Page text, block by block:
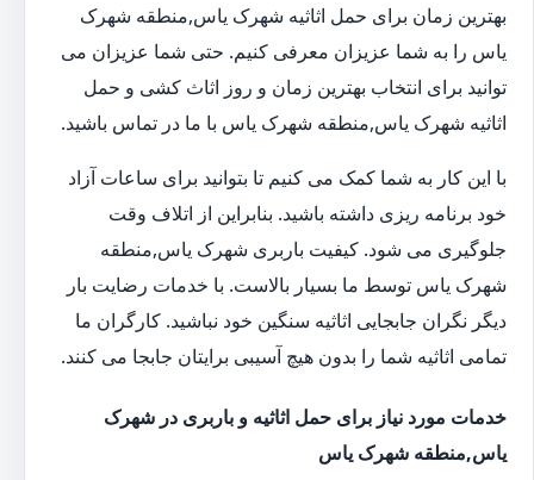
بهترین زمان برای حمل اثاثیه شهرک یاس,منطقه شهرک
یاس را به شما عزیزان معرفی کنیم. حتی شما عزیزان می
توانید برای انتخاب بهترین زمان و روز اثاث کشی و حمل
اثاثیه شهرک یاس,منطقه شهرک یاس با ما در تماس باشید.
با این کار به شما کمک می کنیم تا بتوانید برای ساعات آزاد
خود برنامه ریزی داشته باشید. بنابراین از اتلاف وقت
جلوگیری می شود. کیفیت باربری شهرک یاس,منطقه
شهرک یاس توسط ما بسیار بالاست. با خدمات رضایت بار
دیگر نگران جابجایی اثاثیه سنگین خود نباشید. کارگران ما
تمامی اثاثیه شما را بدون هیچ آسیبی برایتان جابجا می کنند.
خدمات مورد نیاز برای حمل اثاثیه و باربری در شهرک
یاس,منطقه شهرک یاس